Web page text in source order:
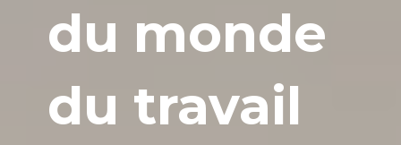
du monde
du travail